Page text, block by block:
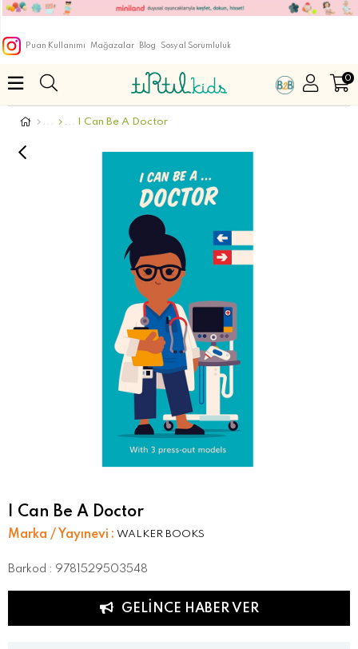
Puan Kullanımı Mağazalar Blog Sosyal Sorumluluk
0
I Can Be A Doctor
I Can Be A Doctor
Marka / Yayınevi : WALKER BOOKS
Barkod : 9781529503548
GELINCE HABER VER